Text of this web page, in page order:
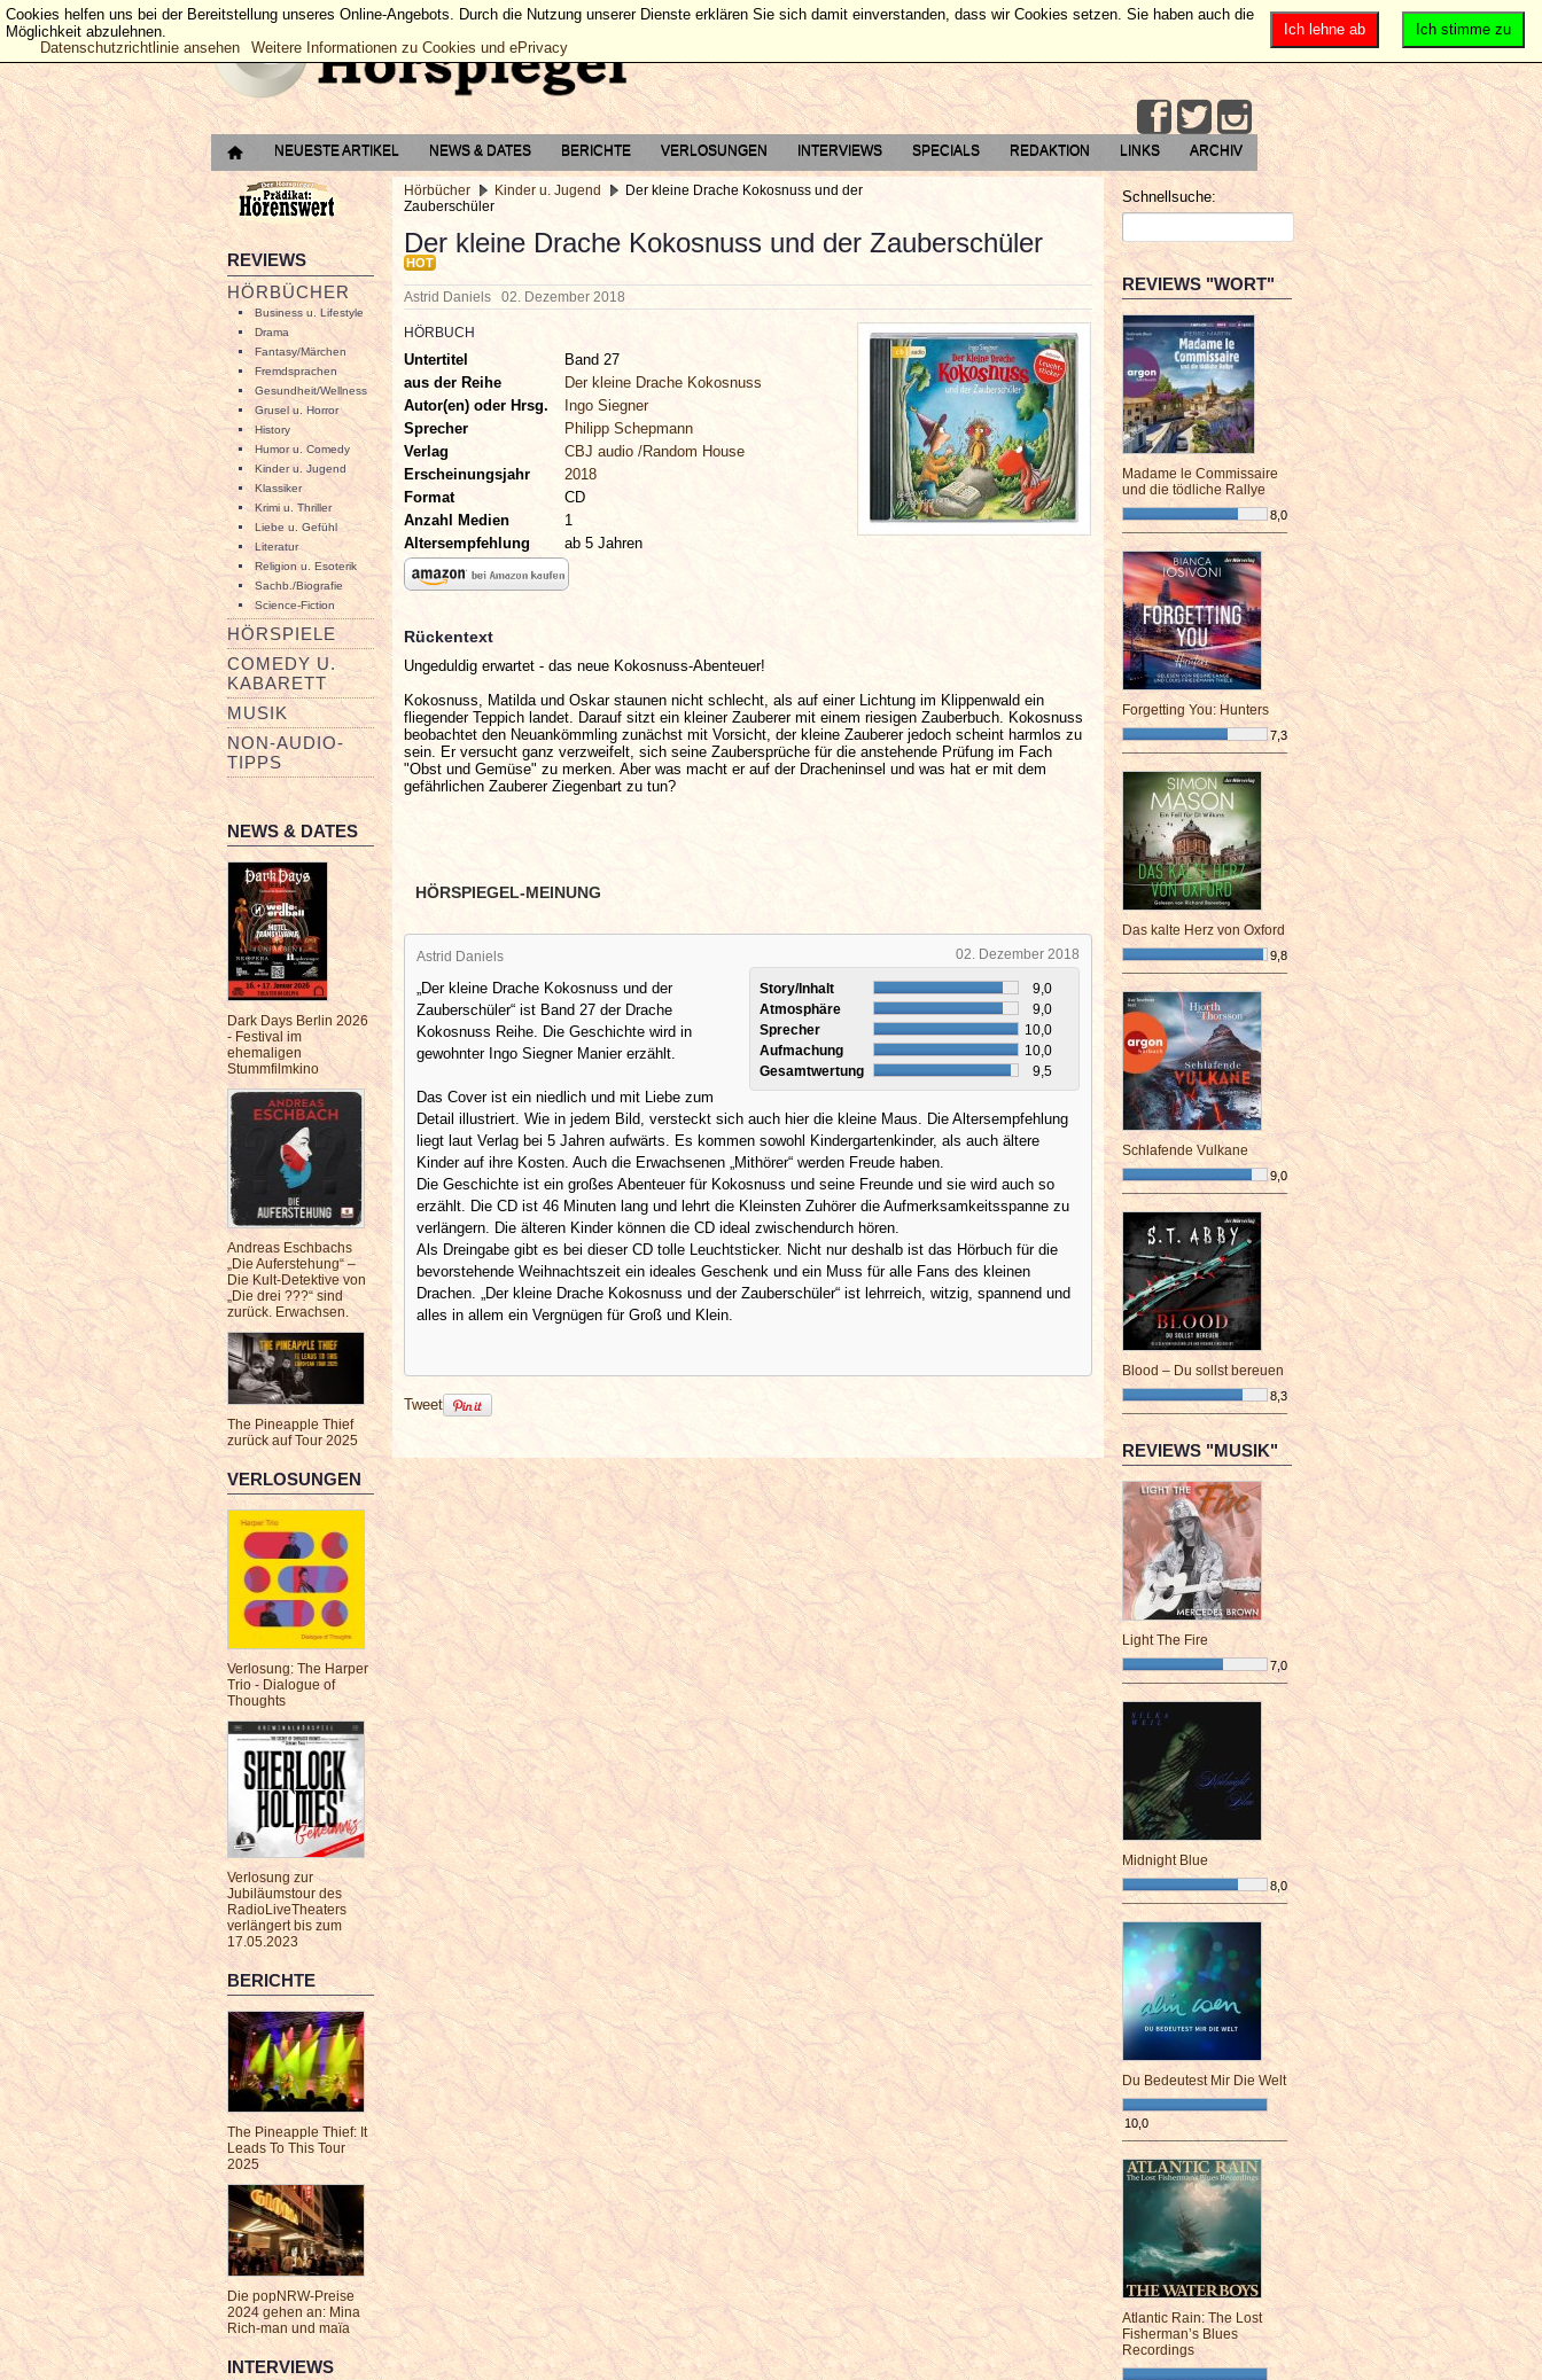
NEUESTE ARTIKEL NEWS & DATES BERICHTE VERLOSUNGEN INTERVIEWS SPECIALS REDAKTION LINKS ARCHIV
REVIEWS
HÖRBÜCHER
Business u. Lifestyle
Drama
Fantasy/Märchen
Fremdsprachen
Gesundheit/Wellness
Grusel u. Horror
History
Humor u. Comedy
Kinder u. Jugend
Klassiker
Krimi u. Thriller
Liebe u. Gefühl
Literatur
Religion u. Esoterik
Sachb./Biografie
Science-Fiction
HÖRSPIELE
COMEDY U.
KABARETT
MUSIK
NON-AUDIO-
TIPPS
NEWS & DATES
Dark Days Berlin 2026
- Festival im
ehemaligen
Stummfilmkino
Andreas Eschbachs
„Die Auferstehung“ –
Die Kult-Detektive von
„Die drei ???“ sind
zurück. Erwachsen.
The Pineapple Thief
zurück auf Tour 2025
VERLOSUNGEN
Verlosung: The Harper
Trio - Dialogue of
Thoughts
Verlosung zur
Jubiläumstour des
RadioLiveTheaters
verlängert bis zum
17.05.2023
BERICHTE
The Pineapple Thief: It
Leads To This Tour
2025
Die popNRW-Preise
2024 gehen an: Mina
Rich-man und maïa
INTERVIEWS
Hörbücher Kinder u. Jugend
Der kleine Drache Kokosnuss und der
Zauberschüler
Der kleine Drache Kokosnuss und der Zauberschüler
HOT
Astrid Daniels 02. Dezember 2018
HÖRBUCH
Untertitel
Band 27
aus der Reihe
Der kleine Drache Kokosnuss
Autor(en) oder Hrsg.
Ingo Siegner
Sprecher
Philipp Schepmann
Verlag
CBJ audio /Random House
Erscheinungsjahr
2018
Format
CD
Anzahl Medien
1
Altersempfehlung
ab 5 Jahren
Rückentext
Ungeduldig erwartet - das neue Kokosnuss-Abenteuer!
Kokosnuss, Matilda und Oskar staunen nicht schlecht, als auf einer Lichtung im Klippenwald ein
fliegender Teppich landet. Darauf sitzt ein kleiner Zauberer mit einem riesigen Zauberbuch. Kokosnuss
beobachtet den Neuankömmling zunächst mit Vorsicht, der kleine Zauberer jedoch scheint harmlos zu
sein. Er versucht ganz verzweifelt, sich seine Zaubersprüche für die anstehende Prüfung im Fach
"Obst und Gemüse" zu merken. Aber was macht er auf der Dracheninsel und was hat er mit dem
gefährlichen Zauberer Ziegenbart zu tun?
HÖRSPIEGEL-MEINUNG
02. Dezember 2018
Astrid Daniels
Story/Inhalt
9,0
Atmosphäre
9,0
Sprecher
10,0
Aufmachung
10,0
Gesamtwertung
9,5
„Der kleine Drache Kokosnuss und der
Zauberschüler“ ist Band 27 der Drache
Kokosnuss Reihe. Die Geschichte wird in
gewohnter Ingo Siegner Manier erzählt.
Das Cover ist ein niedlich und mit Liebe zum
Detail illustriert. Wie in jedem Bild, versteckt sich auch hier die kleine Maus. Die Altersempfehlung
liegt laut Verlag bei 5 Jahren aufwärts. Es kommen sowohl Kindergartenkinder, als auch ältere
Kinder auf ihre Kosten. Auch die Erwachsenen „Mithörer“ werden Freude haben.
Die Geschichte ist ein großes Abenteuer für Kokosnuss und seine Freunde und sie wird auch so
erzählt. Die CD ist 46 Minuten lang und lehrt die Kleinsten Zuhörer die Aufmerksamkeitsspanne zu
verlängern. Die älteren Kinder können die CD ideal zwischendurch hören.
Als Dreingabe gibt es bei dieser CD tolle Leuchtsticker. Nicht nur deshalb ist das Hörbuch für die
bevorstehende Weihnachtszeit ein ideales Geschenk und ein Muss für alle Fans des kleinen
Drachen. „Der kleine Drache Kokosnuss und der Zauberschüler“ ist lehrreich, witzig, spannend und
alles in allem ein Vergnügen für Groß und Klein.
Tweet
Schnellsuche:
REVIEWS "WORT"
Madame le Commissaire
und die tödliche Rallye
8,0
¯¯¯¯¯¯¯¯¯¯¯¯¯¯¯¯¯¯¯¯¯¯¯¯
Forgetting You: Hunters
7,3
¯¯¯¯¯¯¯¯¯¯¯¯¯¯¯¯¯¯¯¯¯¯¯¯
Das kalte Herz von Oxford
9,8
¯¯¯¯¯¯¯¯¯¯¯¯¯¯¯¯¯¯¯¯¯¯¯¯
Schlafende Vulkane
9,0
¯¯¯¯¯¯¯¯¯¯¯¯¯¯¯¯¯¯¯¯¯¯¯¯
Blood – Du sollst bereuen
8,3
¯¯¯¯¯¯¯¯¯¯¯¯¯¯¯¯¯¯¯¯¯¯¯¯
REVIEWS "MUSIK"
Light The Fire
7,0
¯¯¯¯¯¯¯¯¯¯¯¯¯¯¯¯¯¯¯¯¯¯¯¯
Midnight Blue
8,0
¯¯¯¯¯¯¯¯¯¯¯¯¯¯¯¯¯¯¯¯¯¯¯¯
Du Bedeutest Mir Die Welt
10,0
¯¯¯¯¯¯¯¯¯¯¯¯¯¯¯¯¯¯¯¯¯¯¯¯
Atlantic Rain: The Lost
Fisherman’s Blues
Recordings
Ich stimme zu
Ich lehne ab
Cookies helfen uns bei der Bereitstellung unseres Online-Angebots. Durch die Nutzung unserer Dienste erklären Sie sich damit einverstanden, dass wir Cookies setzen. Sie haben auch die
Möglichkeit abzulehnen.
Datenschutzrichtlinie ansehen
Weitere Informationen zu Cookies und ePrivacy